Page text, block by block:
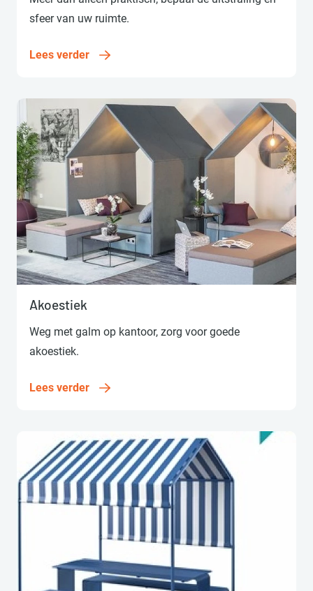
sfeer van uw ruimte.
Lees verder
Lees verder
Akoestiek
Weg met galm op kantoor, zorg voor goede
akoestiek.
Lees verder